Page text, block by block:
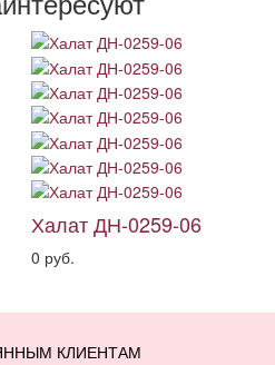
Халат ДН-0259-06
0 руб.
КЛИЕНТАМ